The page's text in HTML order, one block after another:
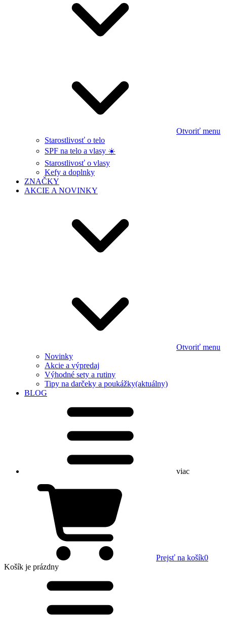
Otvoriť menu
Starostlivosť o telo
SPF na telo a vlasy ☀️
Starostlivosť o vlasy
Kefy a doplnky
ZNAČKY
AKCIE A NOVINKY
Otvoriť menu
Novinky
Akcie a výpredaj
Výhodné sety a rutiny
Tipy na darčeky a poukážky(aktuálny)
BLOG
viac
Prejsť na košík0
Košík je prázdny